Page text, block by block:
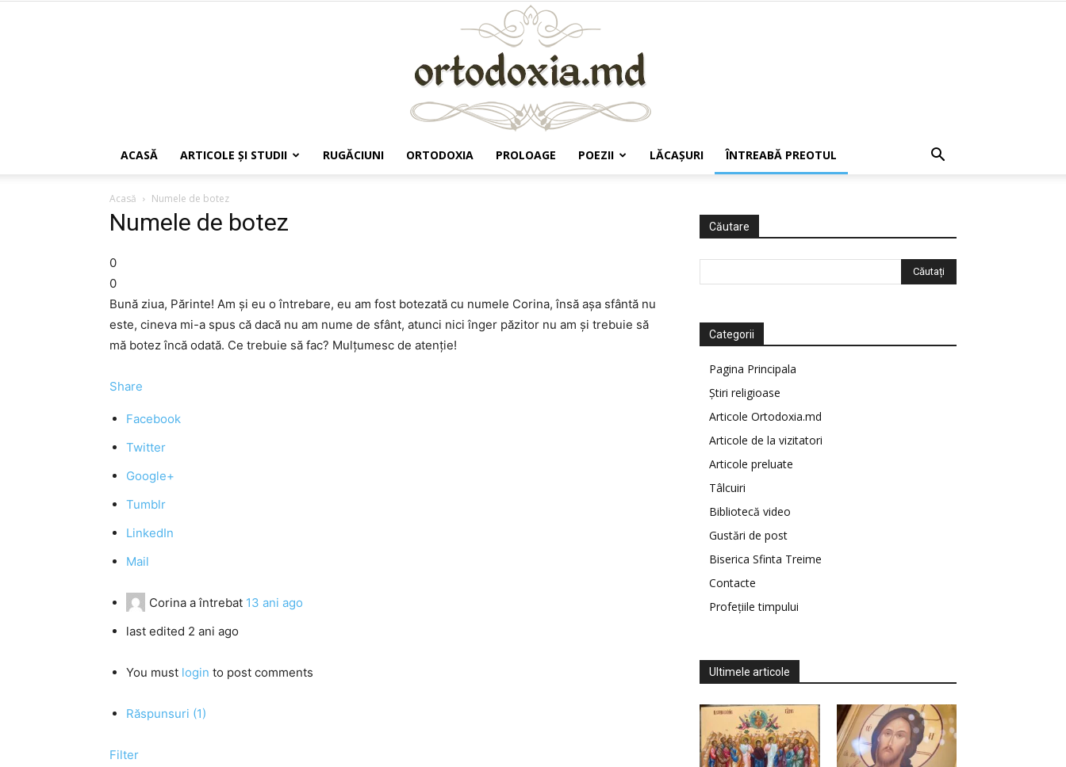
ACASĂ ARTICOLE ŞI STUDII RUGĂCIUNI ORTODOXIA PROLOAGE POEZII LĂCAŞURI ÎNTREABĂ PREOTUL
Acasă Numele de botez
Numele de botez
0
0
Bună ziua, Părinte! Am și eu o întrebare, eu am fost botezată cu numele Corina, însă așa sfântă nu
este, cineva mi-a spus că dacă nu am nume de sfânt, atunci nici înger păzitor nu am și trebuie să
mă botez încă odată. Ce trebuie să fac? Mulțumesc de atenție!
Share
Facebook
Twitter
Google+
Tumblr
LinkedIn
Mail
Corina a întrebat 13 ani ago
last edited 2 ani ago
You must login to post comments
Răspunsuri (1)
Filter
Căutare
Categorii
Pagina Principala
Știri religioase
Articole Ortodoxia.md
Articole de la vizitatori
Articole preluate
Tâlcuiri
Bibliotecă video
Gustări de post
Biserica Sfinta Treime
Contacte
Profețiile timpului
Ultimele articole